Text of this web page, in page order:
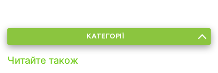
КАТЕГОРІЇ
Читайте також